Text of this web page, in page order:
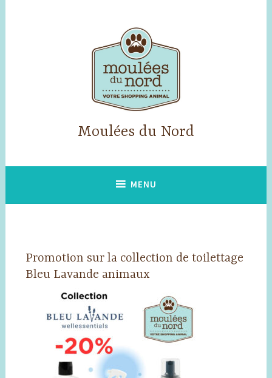
Moulées du Nord
MENU
Promotion sur la collection de toilettage
Bleu Lavande animaux